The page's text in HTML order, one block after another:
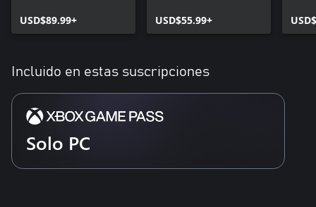
USD$89.99+ USD$55.99+
Incluido en estas suscripciones
Solo PC